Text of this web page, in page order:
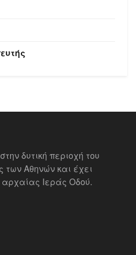
δυτική περιοχή του
των Αθηνών και έχει
Ιεράς Οδού.